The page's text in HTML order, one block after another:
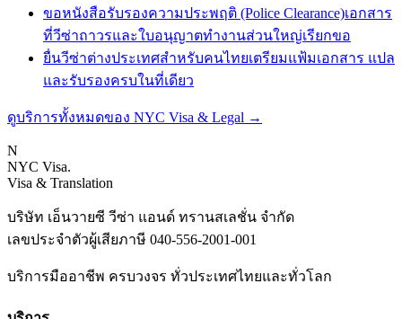
ขอหนังสือรับรองความประพฤติ (Police Clearance)เอกสาร
ที่วีซ่าถาวรและใบอนุญาตทำงานส่วนใหญ่เรียกขอ
ยื่นวีซ่าต่างประเทศสำหรับคนไทยเตรียมแฟ้มเอกสาร แปล
และรับรองครบในที่เดียว
ดูบริการทั้งหมดของ NYC Visa & Legal →
N
NYC Visa.
Visa & Translation
บริษัท เอ็นวายซี วีซ่า แอนด์ ทรานสเลชั่น จำกัด
เลขประจำตัวผู้เสียภาษี 040-556-2001-001
บริการมืออาชีพ ครบวงจร ทั่วประเทศไทยและทั่วโลก